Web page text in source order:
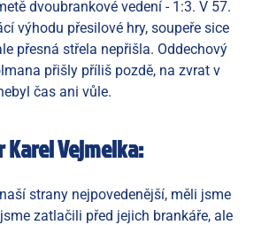
dvoubrankové vedení - 1:3. V 57.
výhodu přesilové hry, soupeře sice
přesná střela nepřišla. Oddechový
přišly příliš pozdě, na zvrat v
čas ani vůle.
Vejmelka:
strany nejpovedenější, měli jsme
zatlačili před jejich brankáře, ale